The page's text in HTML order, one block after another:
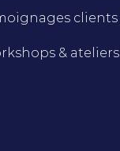
clients
& ateliers